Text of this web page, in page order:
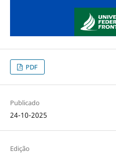
PDF
Publicado
24-10-2025
Edição